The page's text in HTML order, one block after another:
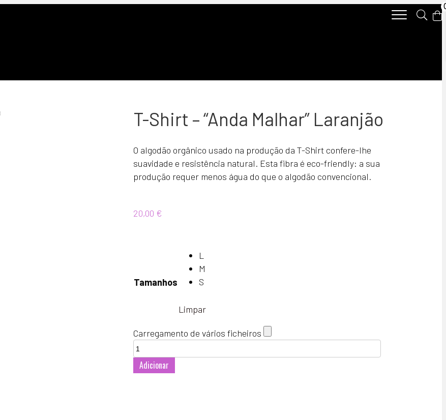
T-Shirt – “Anda Malhar” Laranjão
O algodão orgânico usado na produção da T-Shirt confere-lhe
suavidade e resistência natural. Esta fibra é eco-friendly: a sua
produção requer menos água do que o algodão convencional.
20,00 €
Tamanhos
L
M
S
Limpar
Carregamento de vários ficheiros
Quantidade
de
T-
Adicionar